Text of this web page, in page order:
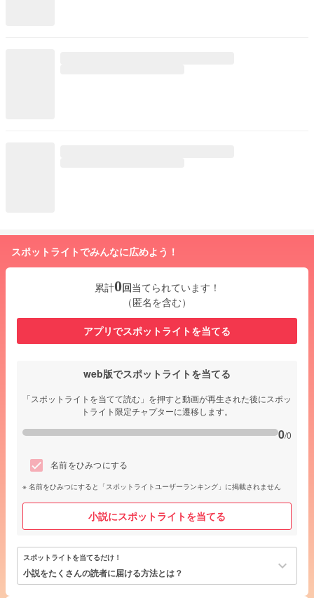
スポットライトでみんなに広めよう！
累計0回当てられています！
（匿名を含む）
アプリでスポットライトを当てる
web版でスポットライトを当てる
「スポットライトを当てて読む」を押すと動画が再生された後にスポッ
トライト限定チャプターに遷移します。
0/0
名前をひみつにする
名前をひみつにすると「スポットライトユーザーランキング」に掲載されません
小説にスポットライトを当てる
スポットライトを当てるだけ！
小説をたくさんの読者に届ける方法とは？ keyboard_arrow_down